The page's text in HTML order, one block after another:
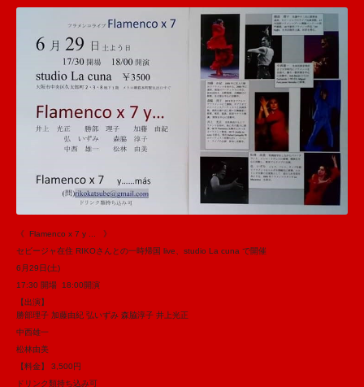
《 Flamenco x 7 y ... 》
セビージャ在住 RIKOさんとの一時帰国 live、studio La cuna で開催
6月29日(土)
17:30 開場 18:00開演
【出演】
勝部理子 加藤由紀 弘いずみ 森脇淳子 井上光正
中西雄一
松林由美
【料金】 3,500円
ドリンク類持ち込み可